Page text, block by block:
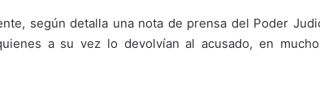
según detalla una nota de prensa del Poder
a su vez lo devolvían al acusado, en